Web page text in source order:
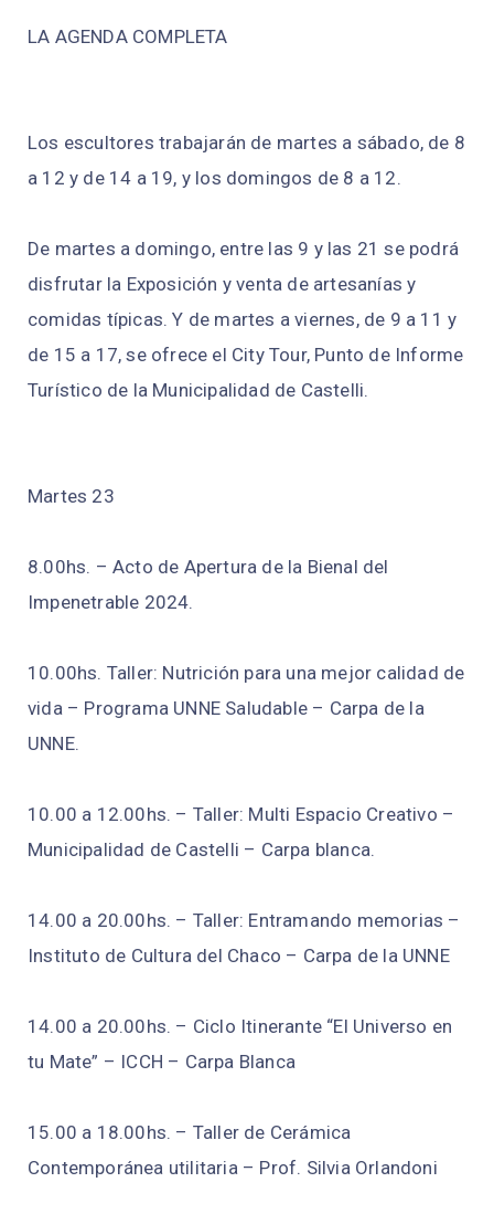
LA AGENDA COMPLETA
Los escultores trabajarán de martes a sábado, de 8
a 12 y de 14 a 19, y los domingos de 8 a 12.
De martes a domingo, entre las 9 y las 21 se podrá
disfrutar la Exposición y venta de artesanías y
comidas típicas. Y de martes a viernes, de 9 a 11 y
de 15 a 17, se ofrece el City Tour, Punto de Informe
Turístico de la Municipalidad de Castelli.
Martes 23
8.00hs. – Acto de Apertura de la Bienal del
Impenetrable 2024.
10.00hs. Taller: Nutrición para una mejor calidad de
vida – Programa UNNE Saludable – Carpa de la
UNNE.
10.00 a 12.00hs. – Taller: Multi Espacio Creativo –
Municipalidad de Castelli – Carpa blanca.
14.00 a 20.00hs. – Taller: Entramando memorias –
Instituto de Cultura del Chaco – Carpa de la UNNE
14.00 a 20.00hs. – Ciclo Itinerante “El Universo en
tu Mate” – ICCH – Carpa Blanca
15.00 a 18.00hs. – Taller de Cerámica
Contemporánea utilitaria – Prof. Silvia Orlandoni